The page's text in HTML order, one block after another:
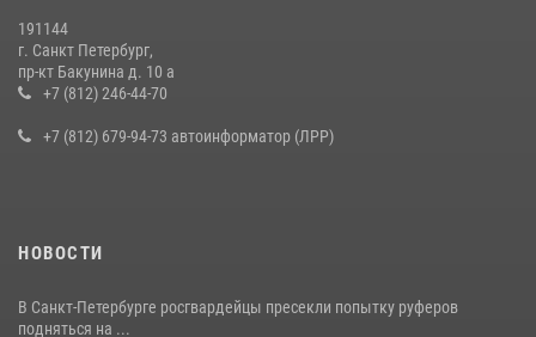
В Ленобласти сотрудники Росгвардии провели встречу с
воспитанниками детского клуба «Умные каникулы»
191144
г. Санкт Петербург,
пр-кт Бакунина д. 10 а
+7 (812) 246-44-70
+7 (812) 679-94-73 автоинформатор (ЛРР)
НОВОСТИ
В Санкт-Петербурге росгвардейцы пресекли попытку руферов
подняться на ...